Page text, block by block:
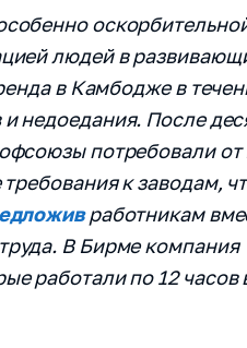
людей в
в Камбодже в
недоедания. После
потребовали от
к заводам,
работникам
В Бирме компания
работали по 12 часов